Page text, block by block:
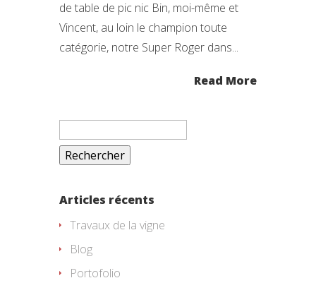
de table de pic nic Bin, moi-même et
Vincent, au loin le champion toute
catégorie, notre Super Roger dans...
Read More
Rechercher :
Articles récents
Travaux de la vigne
Blog
Portofolio